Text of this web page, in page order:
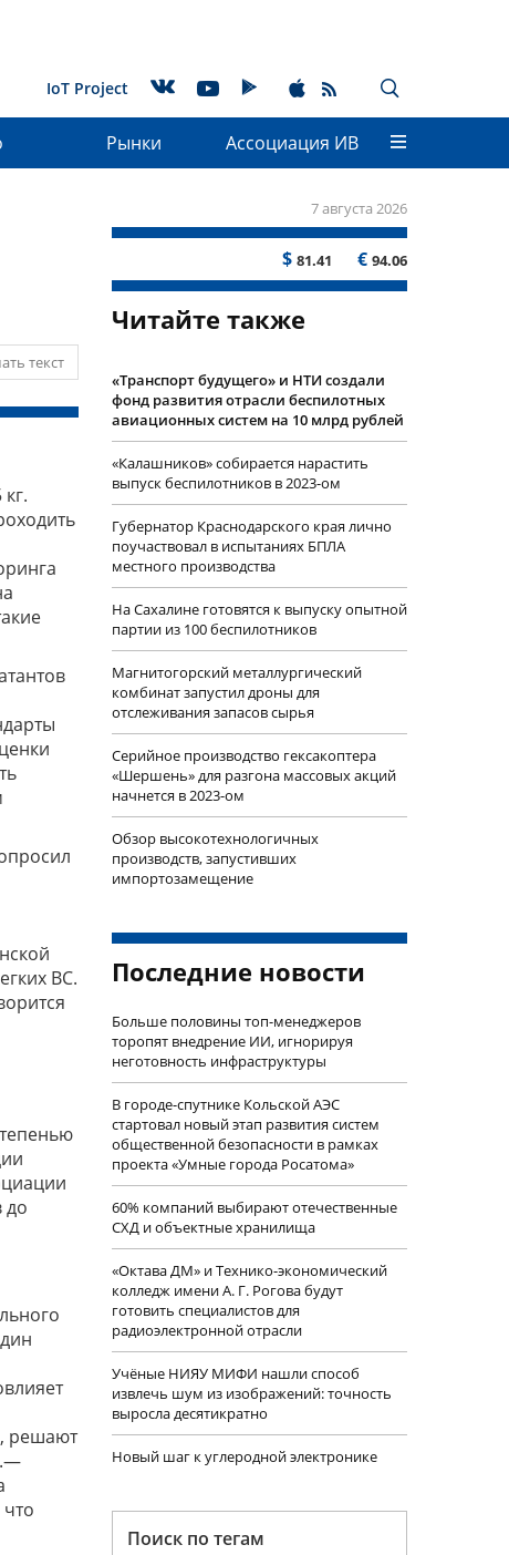
IoT Project
Рынки Ассоциация ИВ
7 августа 2026
$ 81.41 € 94.06
текст
ВС.
до
решают
Читайте также
«Транспорт будущего» и НТИ создали
фонд развития отрасли беспилотных
авиационных систем на 10 млрд рублей
«Калашников» собирается нарастить
выпуск беспилотников в 2023-ом
Губернатор Краснодарского края лично
поучаствовал в испытаниях БПЛА
местного производства
На Сахалине готовятся к выпуску опытной
партии из 100 беспилотников
Магнитогорский металлургический
комбинат запустил дроны для
отслеживания запасов сырья
Серийное производство гексакоптера
«Шершень» для разгона массовых акций
начнется в 2023-ом
Обзор высокотехнологичных
производств, запустивших
импортозамещение
Последние новости
Больше половины топ-менеджеров
торопят внедрение ИИ, игнорируя
неготовность инфраструктуры
В городе-спутнике Кольской АЭС
стартовал новый этап развития систем
общественной безопасности в рамках
проекта «Умные города Росатома»
60% компаний выбирают отечественные
СХД и объектные хранилища
«Октава ДМ» и Технико-экономический
колледж имени А. Г. Рогова будут
готовить специалистов для
радиоэлектронной отрасли
Учëные НИЯУ МИФИ нашли способ
извлечь шум из изображений: точность
выросла десятикратно
Новый шаг к углеродной электронике
Поиск по тегам